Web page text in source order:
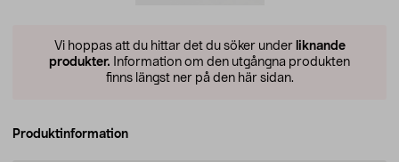
Vi hoppas att du hittar det du söker under liknande
produkter. Information om den utgångna produkten
finns längst ner på den här sidan.
Produktinformation